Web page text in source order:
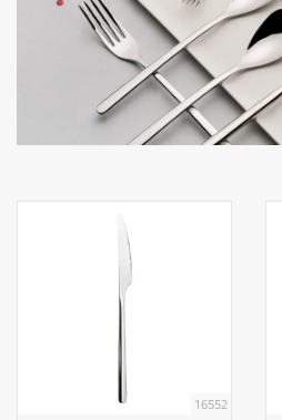
Gedeckter Tisch
Aufsteller
16552